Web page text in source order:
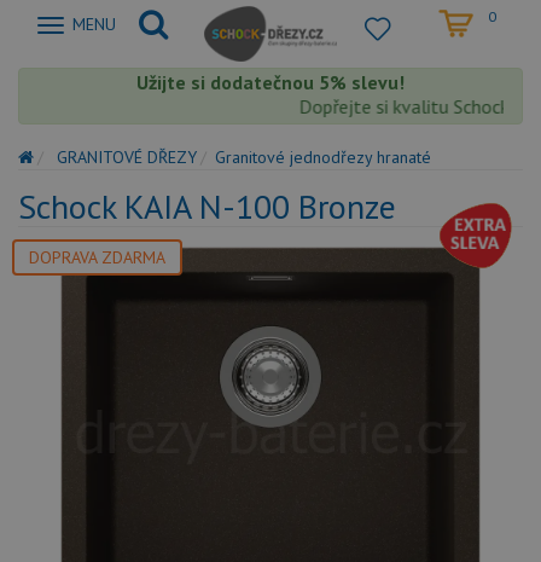
Zobrazit
MENU 0
Užijte si dodatečnou 5% slevu!
Dopřejte si kvalitu Schock s
GRANITOVÉ DŘEZY Granitové jednodřezy hranaté
Schock KAIA N-100 Bronze
DOPRAVA ZDARMA